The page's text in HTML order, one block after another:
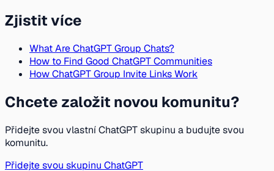
Zjistit více
What Are ChatGPT Group Chats?
How to Find Good ChatGPT Communities
How ChatGPT Group Invite Links Work
Chcete založit novou komunitu?
Přidejte svou vlastní ChatGPT skupinu a budujte svou
komunitu.
Přidejte svou skupinu ChatGPT